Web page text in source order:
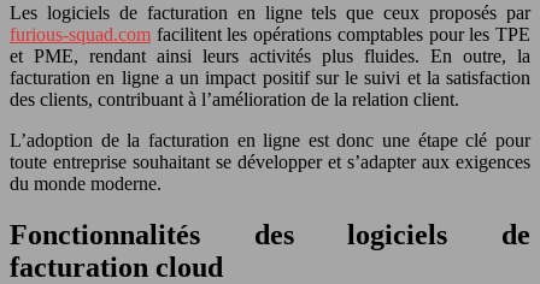
Les logiciels de facturation en ligne tels que ceux proposés par
furious-squad.com facilitent les opérations comptables pour les TPE
et PME, rendant ainsi leurs activités plus fluides. En outre, la
facturation en ligne a un impact positif sur le suivi et la satisfaction
des clients, contribuant à l’amélioration de la relation client.
L’adoption de la facturation en ligne est donc une étape clé pour
toute entreprise souhaitant se développer et s’adapter aux exigences
du monde moderne.
Fonctionnalités des logiciels de
facturation cloud